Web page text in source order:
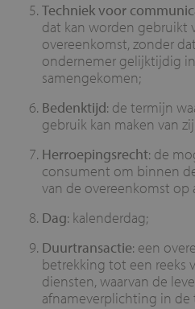
Techniek voor
dat kan worden gebruikt
overeenkomst, zonder
ondernemer gelijktijdig
samengekomen;
Bedenktijd: de termijn
gebruik kan maken van
Herroepingsrecht: de
consument om binnen
van de overeenkomst op
Dag: kalenderdag;
Duurtransactie: een
betrekking tot een reeks
diensten, waarvan de
afnameverplichting in de